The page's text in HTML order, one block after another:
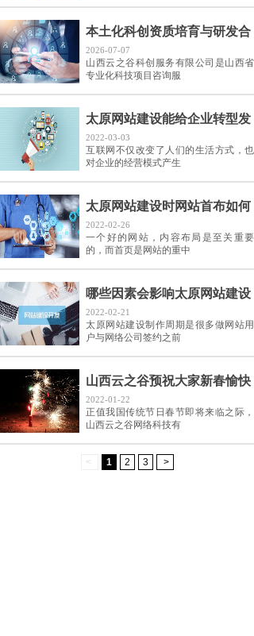
本土化科创资质培育与研发合
2026-07-07
山西云之谷科创服务有限公司是山西省
专业化科技项目咨询服
太原网站建设能给企业转型发
2022-03-03
互联网不仅改变了人们的生活方式，也
对企业的经营模式产生
太原网站建设时网站首布如何
2022-02-26
一个好的网站，内容布局是至关重要
的，而首页是网站的重中
哪些因素会影响太原网站建设
2022-02-21
太原网站建设制作周期是很多做网站用
户与网络公司签约之前
山西云之谷预祝大家新春愉快
2022-01-22
正值我国传统节日春节即将来临之际，
山西云之谷网络科技有
< 1 2 3 >